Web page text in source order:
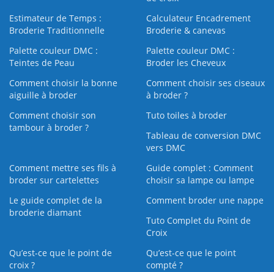
Estimateur de Temps :
Broderie Traditionnelle
Calculateur Encadrement
Broderie & canevas
Palette couleur DMC :
Teintes de Peau
Palette couleur DMC :
Broder les Cheveux
Comment choisir la bonne
aiguille à broder
Comment choisir ses ciseaux
à broder ?
Comment choisir son
tambour à broder ?
Tuto toiles à broder
Tableau de conversion DMC
vers DMC
Comment mettre ses fils à
broder sur cartelettes
Guide complet : Comment
choisir sa lampe ou lampe
Le guide complet de la
broderie diamant
Comment broder une nappe
Tuto Complet du Point de
Croix
Qu’est-ce que le point de
croix ?
Qu’est-ce que le point
compté ?